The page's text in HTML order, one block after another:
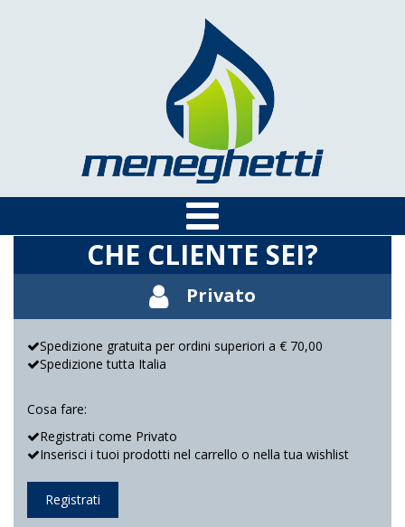
CHE CLIENTE SEI?
Privato
Spedizione gratuita per ordini superiori a € 70,00
Spedizione tutta Italia
Cosa fare:
Registrati come Privato
Inserisci i tuoi prodotti nel carrello o nella tua wishlist
Registrati